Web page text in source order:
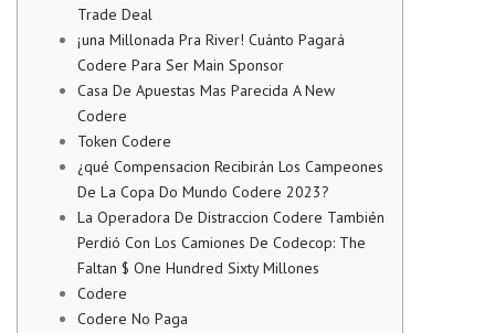
Trade Deal
¡una Millonada Pra River! Cuánto Pagará
Codere Para Ser Main Sponsor
Casa De Apuestas Mas Parecida A New
Codere
Token Codere
¿qué Compensacion Recibirán Los Campeones
De La Copa Do Mundo Codere 2023?
La Operadora De Distraccion Codere También
Perdió Con Los Camiones De Codecop: The
Faltan $ One Hundred Sixty Millones
Codere
Codere No Paga